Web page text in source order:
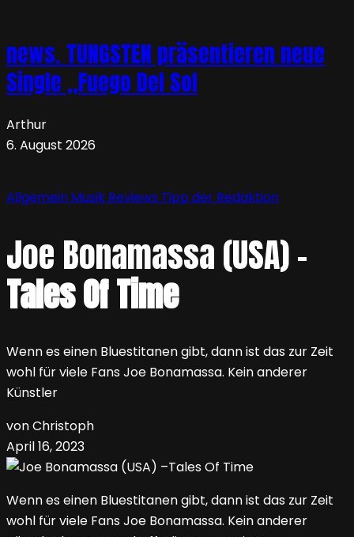
news. TUNGSTEN präsentieren neue
Single „Fuego Del Sol
Arthur
6. August 2026
Allgemein Musik Reviews Tipp der Redaktion
Joe Bonamassa (USA) –
Tales Of Time
Wenn es einen Bluestitanen gibt, dann ist das zur Zeit
wohl für viele Fans Joe Bonamassa. Kein anderer
Künstler
von Christoph
April 16, 2023
Wenn es einen Bluestitanen gibt, dann ist das zur Zeit
wohl für viele Fans Joe Bonamassa. Kein anderer